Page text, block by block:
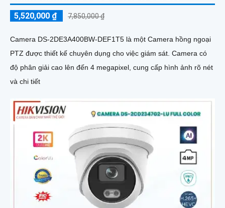
5,520,000 ₫ 7,850,000 ₫
Camera DS-2DE3A400BW-DEF1T5 là một Camera hồng ngoại
PTZ được thiết kế chuyên dụng cho việc giám sát. Camera có
độ phân giải cao lên đến 4 megapixel, cung cấp hình ảnh rõ nét
và chi tiết